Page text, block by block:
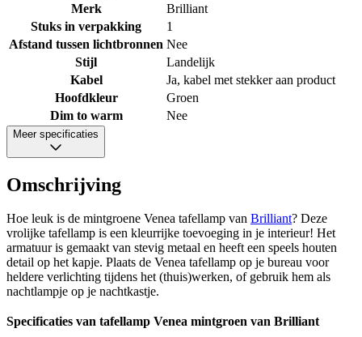
Merk
Brilliant
Stuks in verpakking
1
Afstand tussen lichtbronnen Nee
Stijl
Landelijk
Kabel
Ja, kabel met stekker aan product
Hoofdkleur
Groen
Dim to warm
Nee
Meer specificaties
Omschrijving
Hoe leuk is de mintgroene Venea tafellamp van Brilliant? Deze
vrolijke tafellamp is een kleurrijke toevoeging in je interieur! Het
armatuur is gemaakt van stevig metaal en heeft een speels houten
detail op het kapje. Plaats de Venea tafellamp op je bureau voor
heldere verlichting tijdens het (thuis)werken, of gebruik hem als
nachtlampje op je nachtkastje.
Specificaties van tafellamp Venea mintgroen van Brilliant